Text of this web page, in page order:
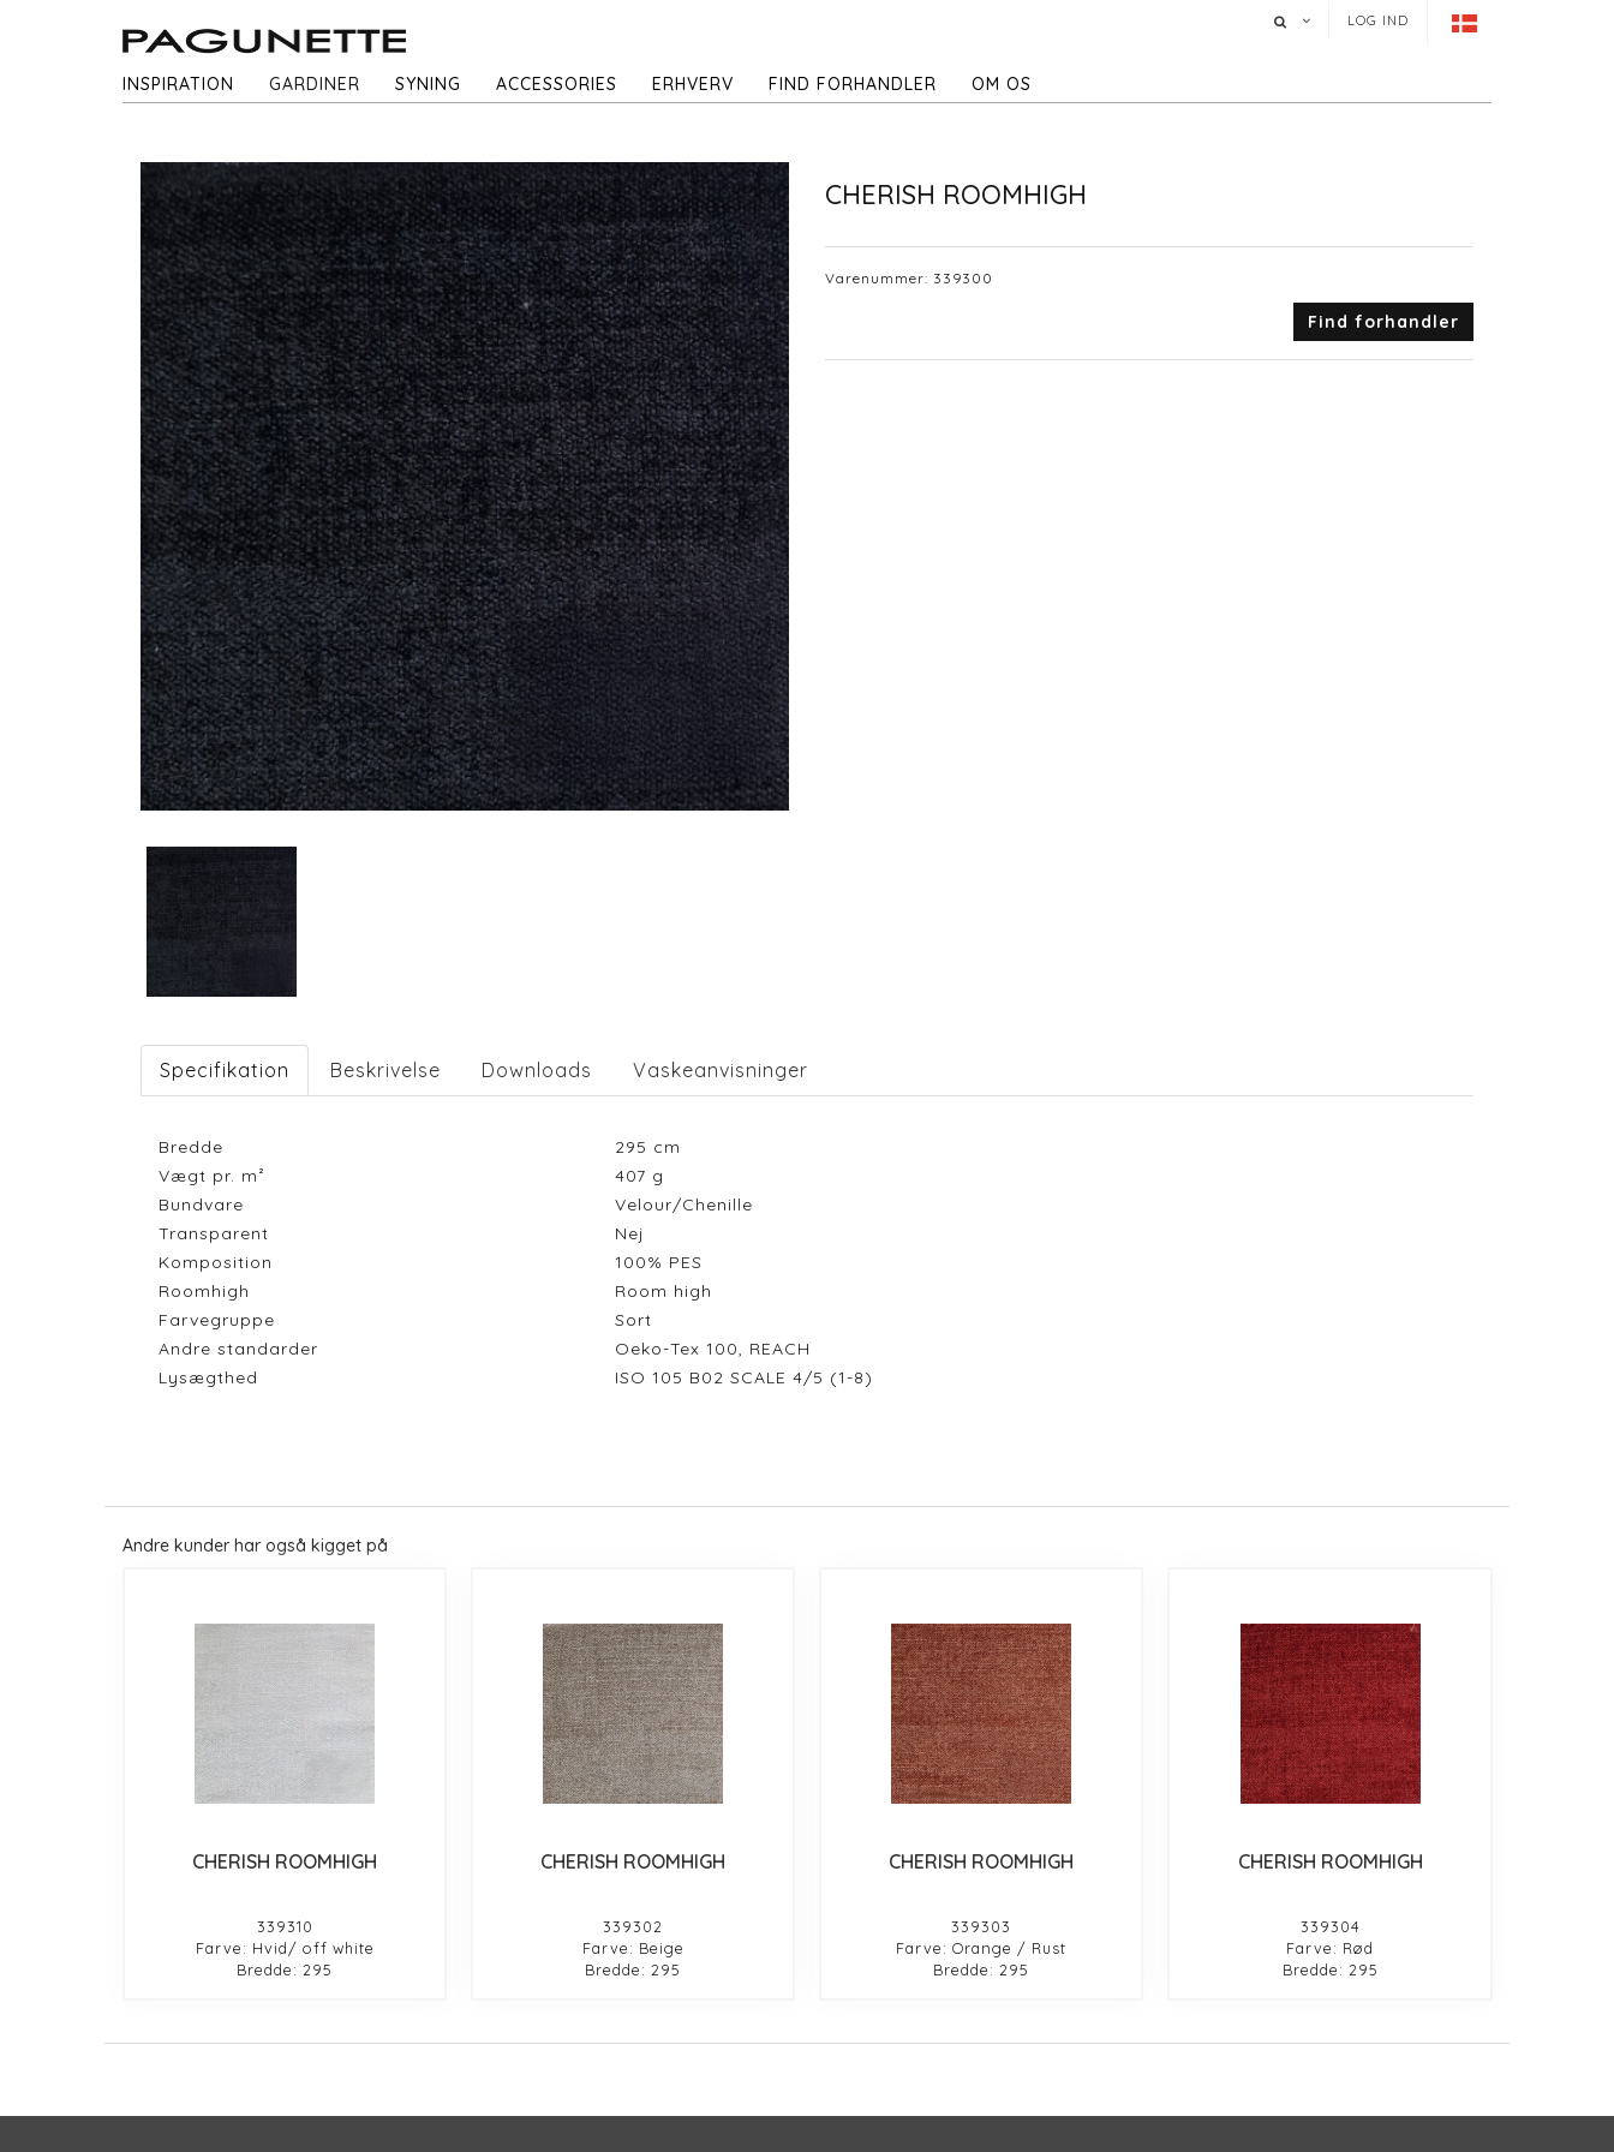
LOG IND
INSPIRATION GARDINER SYNING ACCESSORIES ERHVERV FIND FORHANDLER OM OS
CHERISH ROOMHIGH
Varenummer: 339300
Find forhandler
Specifikation Beskrivelse Downloads Vaskeanvisninger
Bredde 295 cm
Vægt pr. m²
407 g
Bundvare
Velour/Chenille
Transparent
Nej
Komposition
100% PES
Roomhigh
Room high
Farvegruppe
Sort
Andre standarder
Oeko-Tex 100, REACH
Lysægthed
ISO 105 B02 SCALE 4/5 (1-8)
Andre kunder har også kigget på
CHERISH ROOMHIGH
339310
Farve: Hvid/ off white
Bredde: 295
CHERISH ROOMHIGH
339302
Farve: Beige
Bredde: 295
CHERISH ROOMHIGH
339303
Farve: Orange / Rust
Bredde: 295
CHERISH ROOMHIGH
339304
Farve: Rød
Bredde: 295